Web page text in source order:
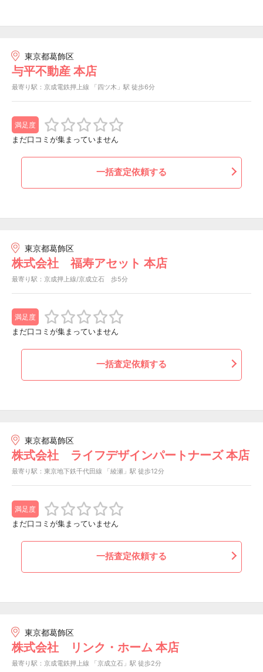
東京都葛飾区
与平不動産 本店
最寄り駅：京成電鉄押上線 「四ツ木」駅 徒歩6分
満足度
まだ口コミが集まっていません
一括査定依頼する
東京都葛飾区
株式会社 福寿アセット 本店
最寄り駅：京成押上線/京成立石 歩5分
満足度
まだ口コミが集まっていません
一括査定依頼する
東京都葛飾区
株式会社 ライフデザインパートナーズ 本店
最寄り駅：東京地下鉄千代田線 「綾瀬」駅 徒歩12分
満足度
まだ口コミが集まっていません
一括査定依頼する
東京都葛飾区
株式会社 リンク・ホーム 本店
最寄り駅：京成電鉄押上線 「京成立石」駅 徒歩2分